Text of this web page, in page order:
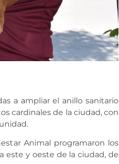
a ampliar el anillo sanitario
cardinales de la ciudad, con
Animal programaron los
este y oeste de la ciudad, de